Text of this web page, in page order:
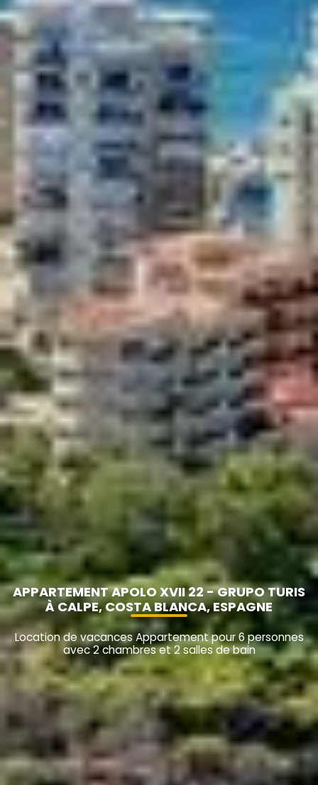
APPARTEMENT APOLO XVII 22 - GRUPO TURIS
À CALPE, COSTA BLANCA, ESPAGNE
Location de vacances Appartement pour 6 personnes
avec 2 chambres et 2 salles de bain